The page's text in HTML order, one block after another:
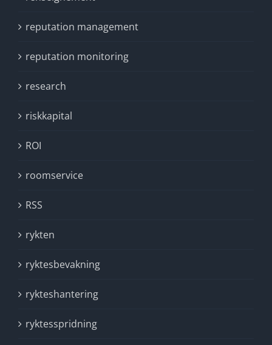
reputation management
reputation monitoring
research
riskkapital
ROI
roomservice
RSS
rykten
ryktesbevakning
rykteshantering
ryktesspridning